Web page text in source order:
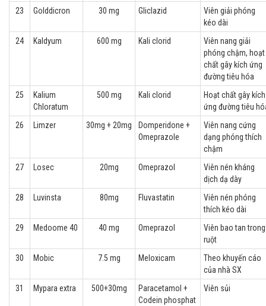
23
Golddicron 30 mg Gliclazid
Viên giải phóng
kéo dài
24
Kaldyum 600 mg Kali clorid
Viên nang giải
phóng chậm, hoạt
chất gây kích ứng
đường tiêu hóa
25
Kalium
Chloratum
500 mg Kali clorid
Hoạt chất gây kích
ứng đường tiêu
26
Limzer 30mg + 20mg
Domperidone +
Omeprazole
Viên nang cứng
dạng phóng thích
chậm
27
Losec 20mg Omeprazol
Viên nén kháng
dịch dạ dày
28
Luvinsta 80mg Fluvastatin
Viên nén phóng
thích kéo dài
29
Medoome 40 40 mg Omeprazol
Viên bao tan trong
ruột
30
Mobic 7.5 mg Meloxicam
Theo khuyến cáo
của nhà SX
31
Mypara extra 500+30mg
Paracetamol +
Codein phosphat
Viên sủi